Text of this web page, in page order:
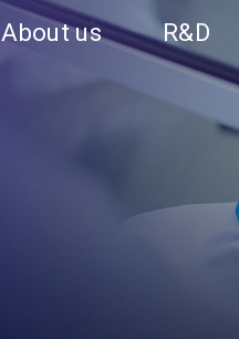
About us R&D